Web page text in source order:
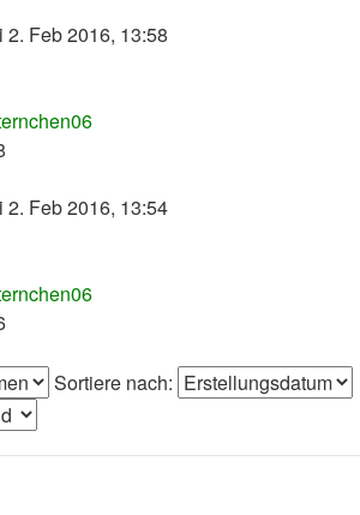
2. Feb 2016, 13:58
2. Feb 2016, 13:54
Sortiere nach: